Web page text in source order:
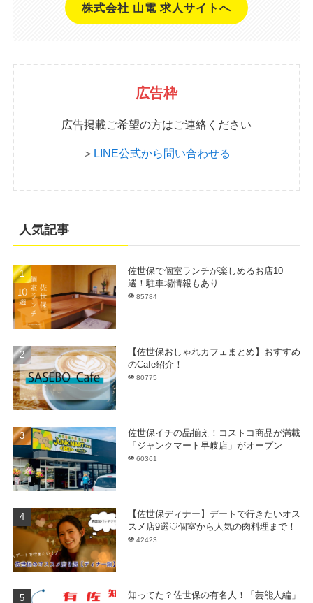
株式会社 山電 求人サイトへ
広告枠
広告掲載ご希望の方はご連絡ください
＞ LINE公式から問い合わせる
人気記事
佐世保で個室ランチが楽しめるお店10
選！駐車場情報もあり
85784
【佐世保おしゃれカフェまとめ】おすすめ
のCafe紹介！
80775
佐世保イチの品揃え！コストコ商品が満載
「ジャンクマート早岐店」がオープン
60361
【佐世保ディナー】デートで行きたいオス
スメ店9選♡個室から人気の肉料理まで！
42423
知ってた？佐世保の有名人！「芸能人編」